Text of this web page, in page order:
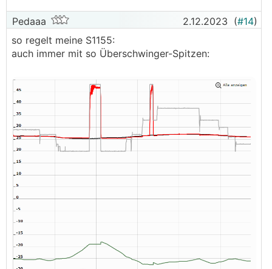
Pedaaa 2.12.2023 (#14)
so regelt meine S1155:
auch immer mit so Überschwinger-Spitzen: